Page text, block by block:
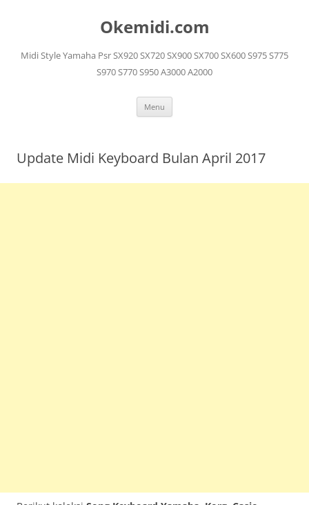
Okemidi.com
Midi Style Yamaha Psr SX920 SX720 SX900 SX700 SX600 S975 S775
S970 S770 S950 A3000 A2000
Menu
Update Midi Keyboard Bulan April 2017